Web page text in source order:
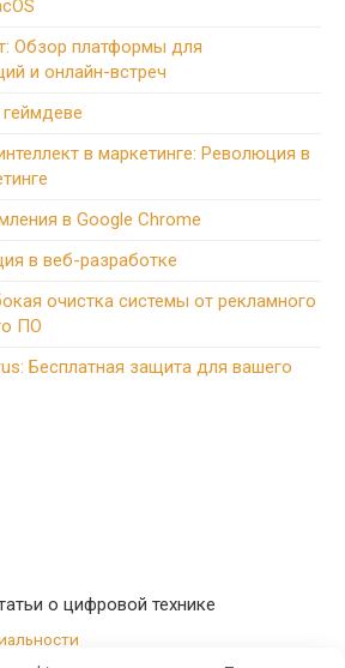
Обзор платформы для
и онлайн-встреч
в маркетинге: Революция в
в Google Chrome
в веб-разработке
очистка системы от рекламного
ПО
Бесплатная защита для вашего
о цифровой технике